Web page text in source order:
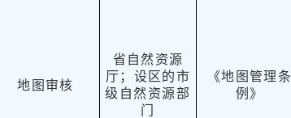
地 图审核
省 自然资源
厅；设区的市
级自然资源部
门
《地图管理条
例》